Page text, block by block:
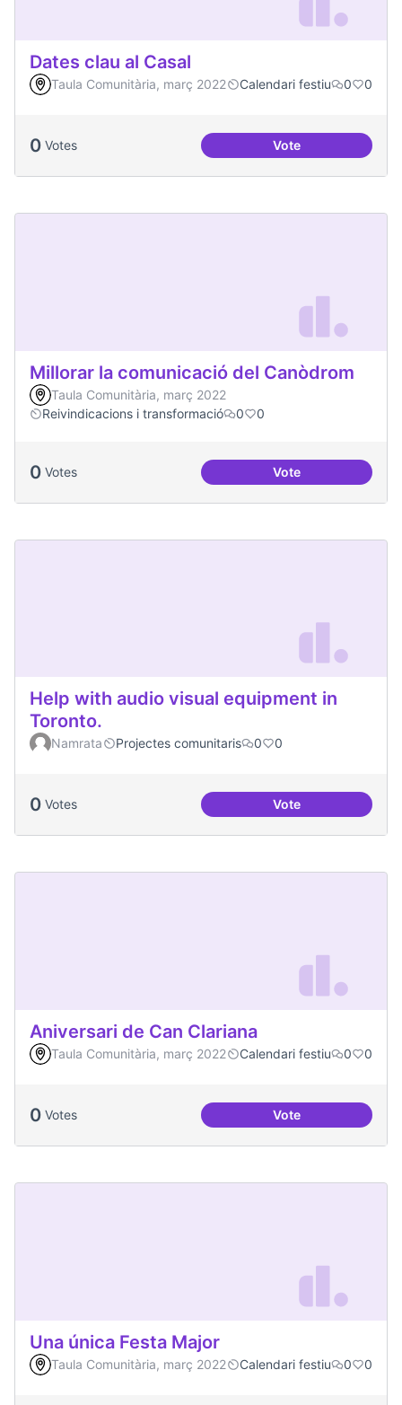
Dates clau al Casal
Taula Comunitària, març 2022 Calendari festiu 0 0
0 Votes VoteDates clau al Casal
Millorar la comunicació del Canòdrom
Taula Comunitària, març 2022
Reivindicacions i transformació
0 0
0 Votes VoteMillorar la
Help with audio visual equipment in
Toronto.
Namrata Projectes comunitaris 0 0
0 Votes VoteHelp with audio
Aniversari de Can Clariana
Taula Comunitària, març 2022 Calendari festiu 0 0
0 Votes VoteAniversari de Can
Una única Festa Major
Taula Comunitària, març 2022 Calendari festiu 0 0